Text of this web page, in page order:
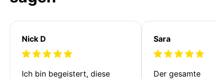
Nick D
Ich bin begeistert, diese
Sara
Der gesamte